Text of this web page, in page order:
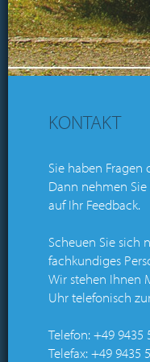
KONTAKT
Sie haben Fragen
Dann nehmen
auf Ihr Feedback.
Scheuen Sie sich
fachkundiges
Wir stehen Ihnen
Uhr telefonisch
Telefon: +49 9435
Telefax: +49 9435